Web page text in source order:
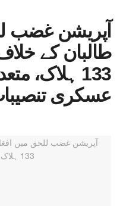
آپریشن غضب
طالبان کے خلاف
133 ہلاک،
عسکری